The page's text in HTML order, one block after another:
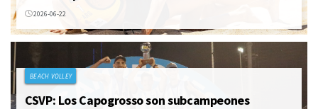
2026-06-22
BEACH VOLLEY
CSVP: Los Capogrosso son subcampeones